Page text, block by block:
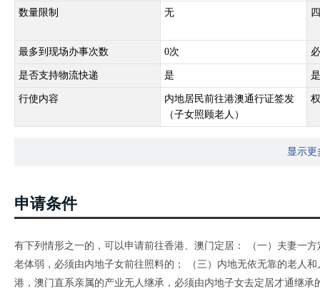
数量限制 无
最多到现场办事次数 0次
是否支持物流快递 是
行使内容
内地居民前往港澳通行证签发
（子女照顾老人）
显示更
申请条件
有下列情形之一的，可以申请前往香港、澳门定居： （一）夫妻一
老体弱，必须由内地子女前往照料的； （三）内地无依无靠的老人
港，澳门直系亲属的产业无人继承，必须由内地子女去定居才通继